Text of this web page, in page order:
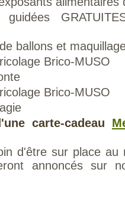
ballons et
Brico-MUSO
Brico-MUSO
carte-cadeau
d'être sur place au
annoncés sur